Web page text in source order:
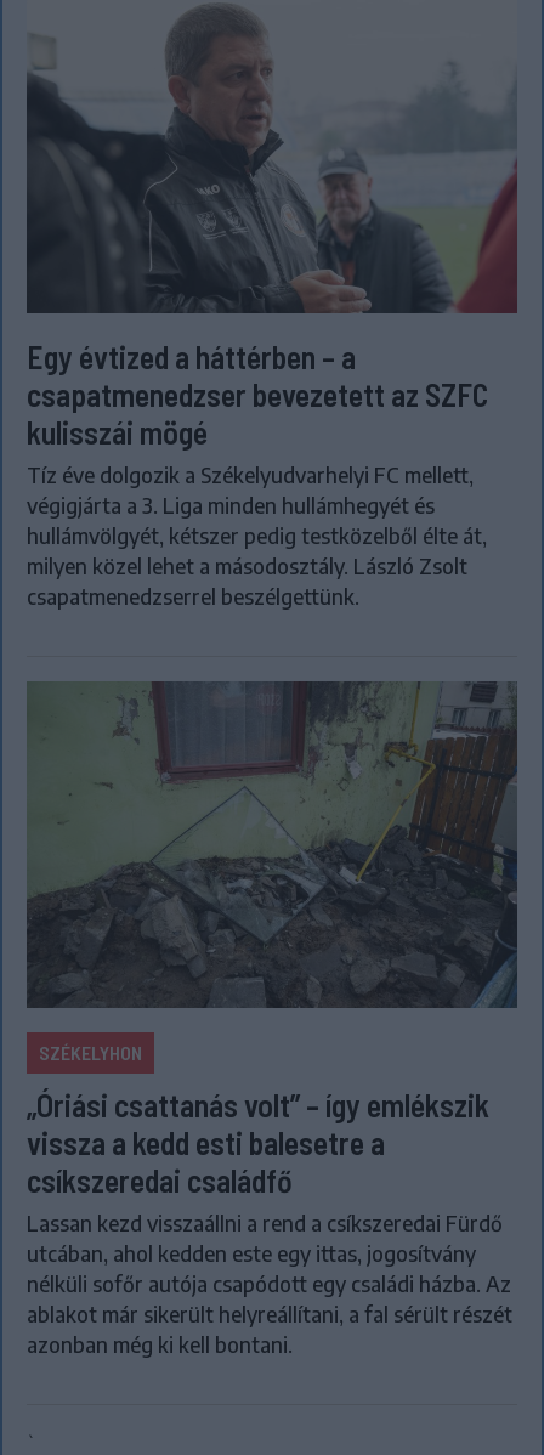
Egy évtized a háttérben – a
csapatmenedzser bevezetett az SZFC
kulisszái mögé
Tíz éve dolgozik a Székelyudvarhelyi FC mellett,
végigjárta a 3. Liga minden hullámhegyét és
hullámvölgyét, kétszer pedig testközelből élte át,
milyen közel lehet a másodosztály. László Zsolt
csapatmenedzserrel beszélgettünk.
SZÉKELYHON
„Óriási csattanás volt” – így emlékszik
vissza a kedd esti balesetre a
csíkszeredai családfő
Lassan kezd visszaállni a rend a csíkszeredai Fürdő
utcában, ahol kedden este egy ittas, jogosítvány
nélküli sofőr autója csapódott egy családi házba. Az
ablakot már sikerült helyreállítani, a fal sérült részét
azonban még ki kell bontani.
`